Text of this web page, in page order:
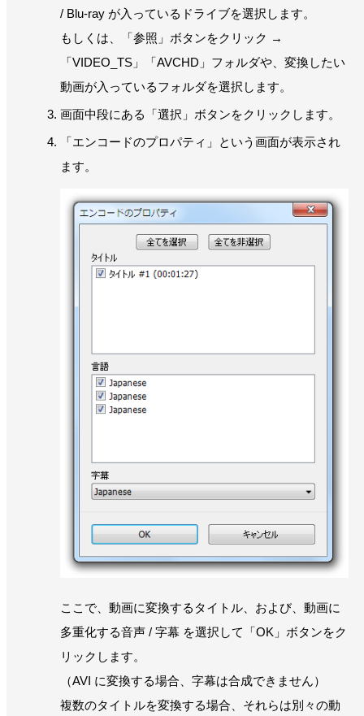
/ Blu-ray が入っているドライブを選択します。
もしくは、「参照」ボタンをクリック →
「VIDEO_TS」「AVCHD」フォルダや、変換したい
動画が入っているフォルダを選択します。
画面中段にある「選択」ボタンをクリックします。
「エンコードのプロパティ」という画面が表示され
ます。
ここで、動画に変換するタイトル、および、動画に
多重化する音声 / 字幕 を選択して「OK」ボタンをク
リックします。
（AVI に変換する場合、字幕は合成できません）
複数のタイトルを変換する場合、それらは別々の動